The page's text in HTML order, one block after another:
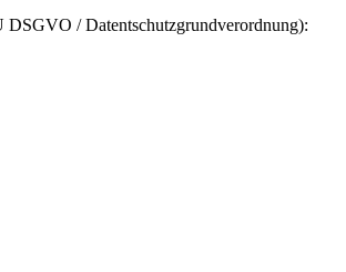
DSGVO / Datentschutzgrundverordnung):